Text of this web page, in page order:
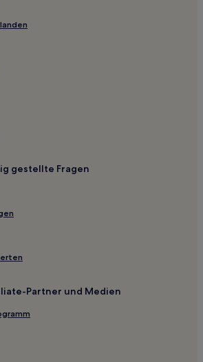
gestellte Fragen
Partner und Medien